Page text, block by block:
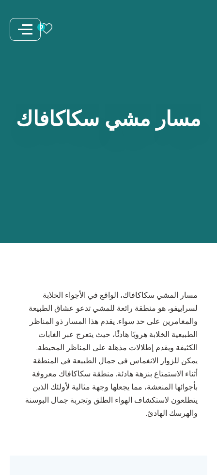
0
مسار مشي سكاكافاك
مسار المشي سكاكافاك، الواقع في الأجواء الخلابة
لسراييفو، هو منطقة رائعة للمشي تدعو عشاق الطبيعة
والمغامرين على حد سواء. يقدم هذا المسار ذو المناظر
الطبيعية الخلابة هروبًا هادئًا، حيث يتعرج عبر الغابات
الكثيفة ويقدم إطلالات مذهلة على المناظر المحيطة.
يمكن للزوار الانغماس في جمال الطبيعة في المنطقة
أثناء الاستمتاع بنزهة هادئة. منطقة سكاكافاك معروفة
بأجوائها المنعشة، مما يجعلها وجهة مثالية لأولئك الذين
يتطلعون لاستكشاف الهواء الطلق وتجربة جمال البوسنة
والهرسك الهادئ.